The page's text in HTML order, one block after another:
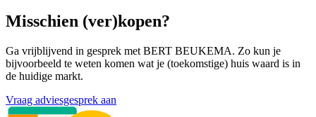
Misschien (ver)kopen?
Ga vrijblijvend in gesprek met BERT BEUKEMA. Zo kun je
bijvoorbeeld te weten komen wat je (toekomstige) huis waard is in
de huidige markt.
Vraag adviesgesprek aan